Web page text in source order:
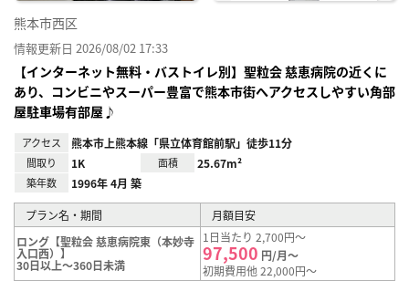
熊本市西区
情報更新日 2026/08/02 17:33
【インターネット無料・バストイレ別】聖粒会 慈恵病院の近くに
あり、コンビニやスーパー豊富で熊本市街へアクセスしやすい角部
屋駐車場有部屋♪
アクセス 熊本市上熊本線「県立体育館前駅」徒歩11分
間取り 1K 面積 25.67m²
築年数 1996年 4月 築
プラン名・期間
月額目安
ロング【聖粒会 慈恵病院東（本妙寺
入口西）】
30日以上～360日未満
1日当たり 2,700円～
97,500 円/月～
初期費用他 22,000円～